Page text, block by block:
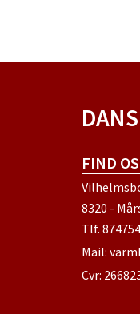
FIND
8320 -
Tlf.
Mail:
Cvr: